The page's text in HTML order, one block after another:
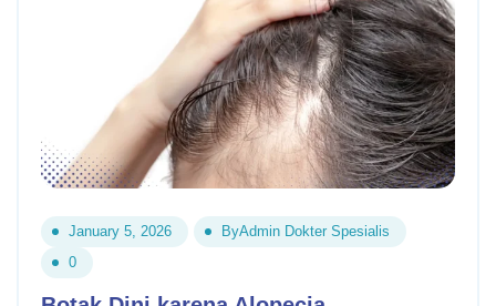
January 5, 2026 ByAdmin Dokter Spesialis
0